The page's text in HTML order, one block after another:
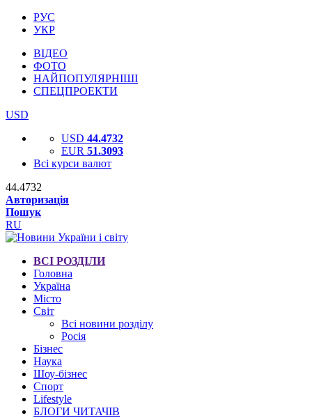
РУС
УКР
ВІДЕО
ФОТО
НАЙПОПУЛЯРНІШІ
СПЕЦПРОЕКТИ
USD
USD 44.4732
EUR 51.3093
Всі курси валют
44.4732
Авторизація
Пошук
RU
ВСІ РОЗДІЛИ
Головна
Україна
Місто
Світ
Всі новини розділу
Росія
Бізнес
Наука
Шоу-бізнес
Спорт
Lifestyle
БЛОГИ ЧИТАЧІВ